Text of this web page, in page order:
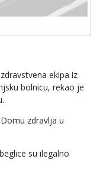
ekipa iz
bolnicu, rekao je
zdravlja u
su ilegalno